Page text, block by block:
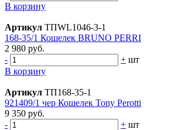
В корзину
Артикул ТПWL1046-3-1
168-35/1 Кошелек BRUNO PERRI
2 980 руб.
-
+ шт
В корзину
Артикул ТП168-35-1
921409/1 чер Кошелек Tony Perotti
9 350 руб.
-
+ шт